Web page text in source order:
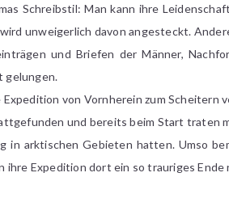
Schreibstil: Man kann ihre
unweigerlich davon angesteckt.
und Briefen der Männer,
gelungen.
Expedition von Vornherein zum
und bereits beim Start traten
in arktischen Gebieten hatten. Umso
ihre Expedition dort ein so trauriges Ende